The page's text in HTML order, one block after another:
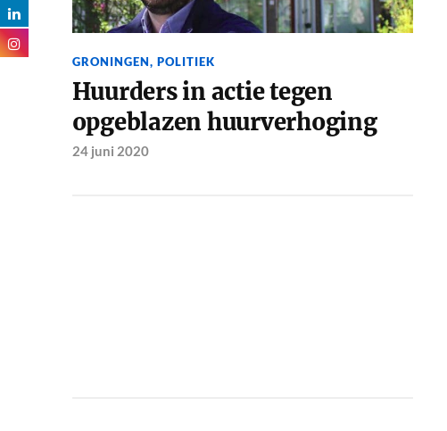
GRONINGEN, POLITIEK
Huurders in actie tegen
opgeblazen huurverhoging
24 juni 2020